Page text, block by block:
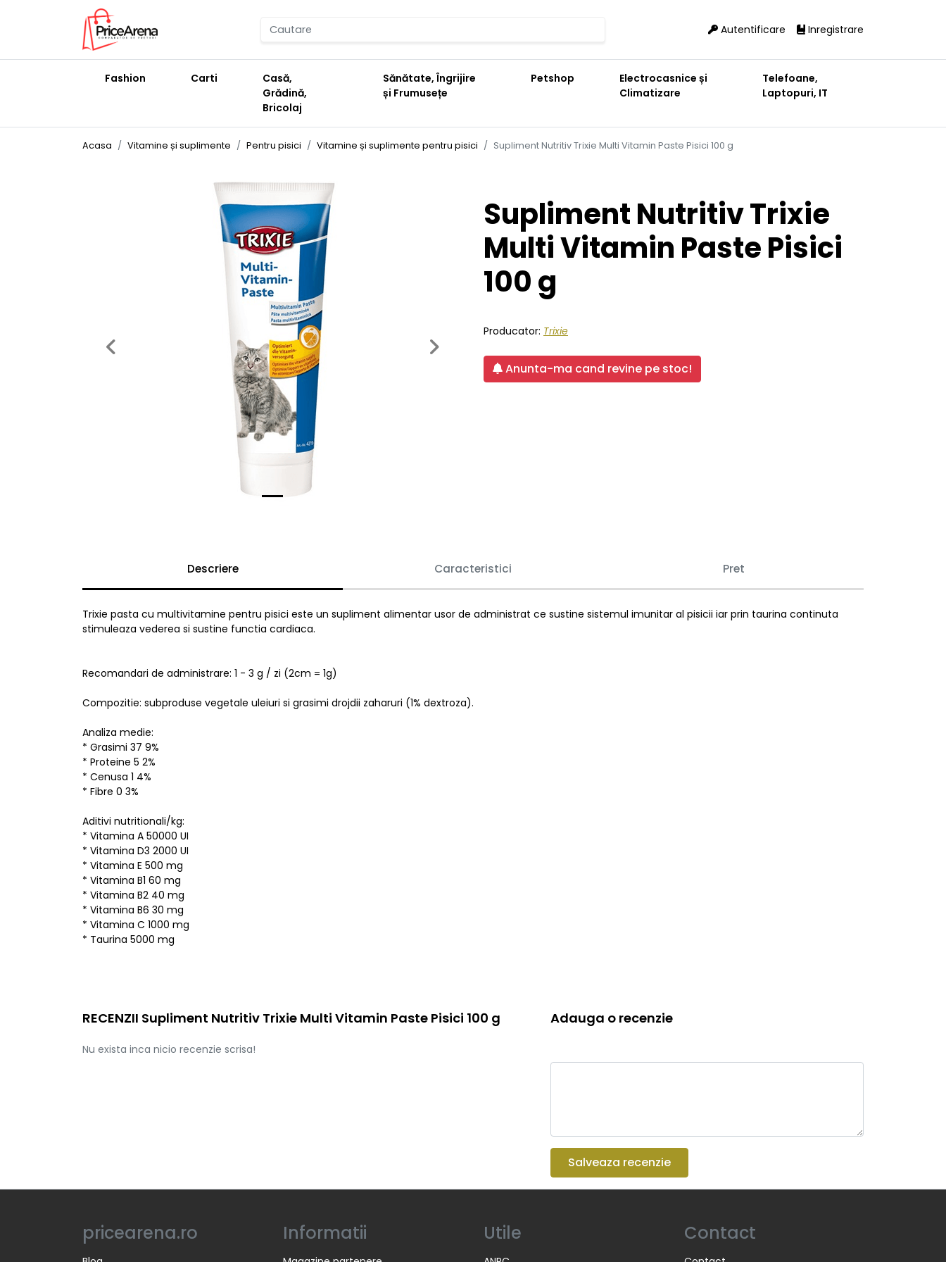
Autentificare Inregistrare
Fashion Carti
Casă,
Grădină,
Bricolaj
Sănătate, Îngrijire
și Frumusețe
Petshop
Electrocasnice și
Climatizare
Telefoane,
Laptopuri, IT
Acasa Vitamine și suplimente Pentru pisici Vitamine și suplimente pentru pisici Supliment Nutritiv Trixie Multi Vitamin Paste Pisici 100 g
Previous Next
Supliment Nutritiv Trixie
Multi Vitamin Paste Pisici
100 g
Producator: Trixie
Anunta-ma cand revine pe stoc!
Descriere Caracteristici Pret
Trixie pasta cu multivitamine pentru pisici este un supliment alimentar usor de administrat ce sustine sistemul imunitar al pisicii iar prin taurina continuta
stimuleaza vederea si sustine functia cardiaca.
Recomandari de administrare: 1 - 3 g / zi (2cm = 1g)
Compozitie: subproduse vegetale uleiuri si grasimi drojdii zaharuri (1% dextroza).
Analiza medie:
* Grasimi 37 9%
* Proteine 5 2%
* Cenusa 1 4%
* Fibre 0 3%
Aditivi nutritionali/kg:
* Vitamina A 50000 UI
* Vitamina D3 2000 UI
* Vitamina E 500 mg
* Vitamina B1 60 mg
* Vitamina B2 40 mg
* Vitamina B6 30 mg
* Vitamina C 1000 mg
* Taurina 5000 mg
RECENZII Supliment Nutritiv Trixie Multi Vitamin Paste Pisici 100 g
Nu exista inca nicio recenzie scrisa!
Adauga o recenzie
Salveaza recenzie
pricearena.ro Informatii Utile Contact